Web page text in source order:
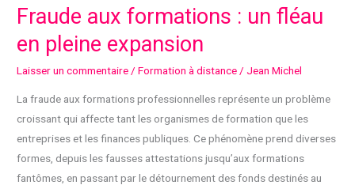
se
tromper
Fraude aux formations : un fléau
en pleine expansion
Laisser un commentaire /Formation à distance /Jean Michel
La fraude aux formations professionnelles représente un problème
croissant qui affecte tant les organismes de formation que les
entreprises et les finances publiques. Ce phénomène prend diverses
formes, depuis les fausses attestations jusqu’aux formations
fantômes, en passant par le détournement des fonds destinés au